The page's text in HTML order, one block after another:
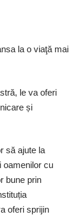
la o viaţă mai
le va oferi
și
să ajute la
oamenilor cu
bune prin
oferi sprijin